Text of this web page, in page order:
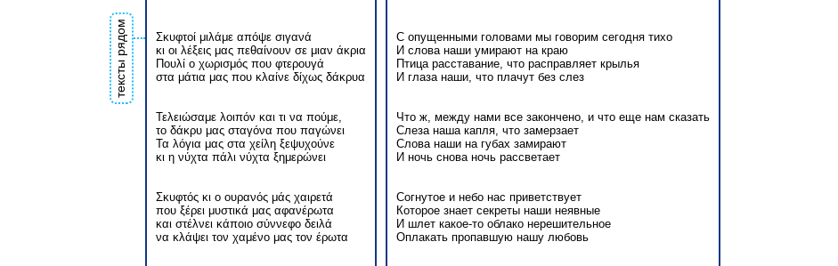
тексты рядом
Σκυφτοί μιλάμε απόψε σιγανά
κι οι λέξεις μας πεθαίνουν σε μιαν άκρια
Πουλί ο χωρισμός που φτερουγά
στα μάτια μας που κλαίνε δίχως δάκρυα
Τελειώσαμε λοιπόν και τι να πούμε,
το δάκρυ μας σταγόνα που παγώνει
Τα λόγια μας στα χείλη ξεψυχούνε
κι η νύχτα πάλι νύχτα ξημερώνει
Σκυφτός κι ο ουρανός μάς χαιρετά
που ξέρει μυστικά μας αφανέρωτα
και στέλνει κάποιο σύννεφο δειλά
να κλάψει τον χαμένο μας τον έρωτα
С опущенными головами мы говорим сегодня тихо
И слова наши умирают на краю
Птица расставание, что расправляет крылья
И глаза наши, что плачут без слез
Что ж, между нами все закончено, и что еще нам сказать
Слеза наша капля, что замерзает
Слова наши на губах замирают
И ночь снова ночь рассветает
Согнутое и небо нас приветствует
Которое знает секреты наши неявные
И шлет какое-то облако нерешительное
Оплакать пропавшую нашу любовь